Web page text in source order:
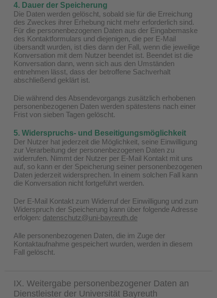
4. Dauer der Speicherung
Die Daten werden gelöscht, sobald sie für die Erreichung
des Zweckes ihrer Erhebung nicht mehr erforderlich sind.
Für die personenbezogenen Daten aus der Eingabemaske
des Kontaktformulars und diejenigen, die per E-Mail
übersandt wurden, ist dies dann der Fall, wenn die jeweilige
Konversation mit dem Nutzer beendet ist. Beendet ist die
Konversation dann, wenn sich aus den Umständen
entnehmen lässt, dass der betroffene Sachverhalt
abschließend geklärt ist.
Die während des Absendevorgangs zusätzlich erhobenen
personenbezogenen Daten werden spätestens nach einer
Frist von sieben Tagen gelöscht.
5. Widerspruchs- und Beseitigungsmöglichkeit
Der Nutzer hat jederzeit die Möglichkeit, seine Einwilligung
zur Verarbeitung der personenbezogenen Daten zu
widerrufen. Nimmt der Nutzer per E-Mail Kontakt mit uns
auf, so kann er der Speicherung seiner personenbezogenen
Daten jederzeit widersprechen. In einem solchen Fall kann
die Konversation nicht fortgeführt werden.
Der E-Mail Kontakt zum Widerruf der Einwilligung und zum
Widerspruch der Speicherung kann über folgende Adresse
erfolgen: datenschutz@uni-bayreuth.de
Alle personenbezogenen Daten, die im Zuge der
Kontaktaufnahme gespeichert wurden, werden in diesem
Fall gelöscht.
IX. Weitergabe personenbezogener Daten an
Dienstleister der Universität Bayreuth